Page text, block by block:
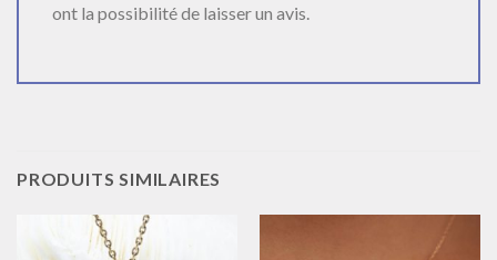
ont la possibilité de laisser un avis.
PRODUITS SIMILAIRES